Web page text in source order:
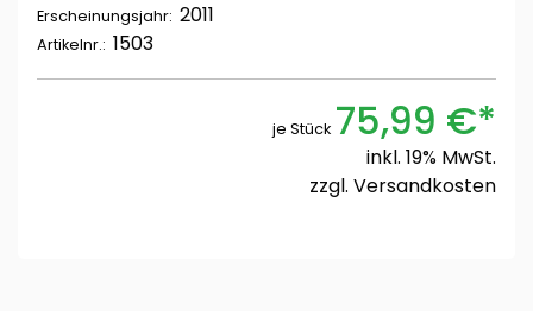
Erscheinungsjahr: 2011
Artikelnr.: 1503
je Stück 75,99 €*
inkl. 19% MwSt.
zzgl. Versandkosten